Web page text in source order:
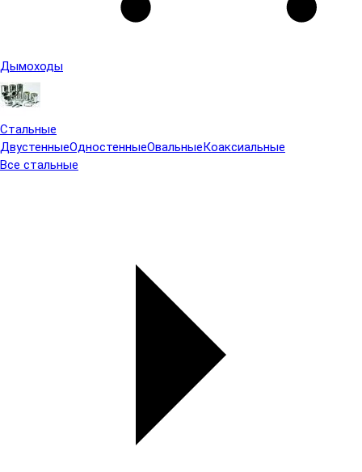
Дымоходы
Стальные
ДвустенныеОдностенныеОвальныеКоаксиальные
Все стальные